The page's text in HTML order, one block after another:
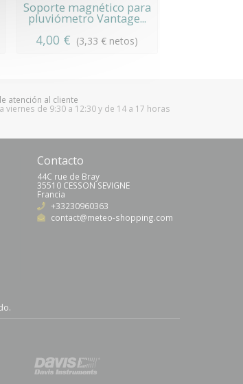
Soporte magnético para
pluviómetro Vantage...
4,00 € (3,33 € netos)
atención al cliente
viernes de 9:30 a 12:30 y de 14 a 17 horas
Contacto
44C rue de Bray
35510 CESSON SEVIGNE
Francia
+33230960363
contact@meteo-shopping.com
.